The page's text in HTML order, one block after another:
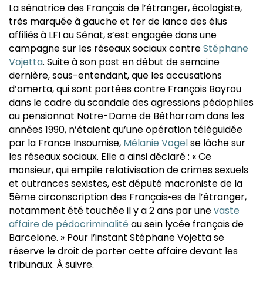
La sénatrice des Français de l’étranger, écologiste,
très marquée à gauche et fer de lance des élus
affiliés à LFI au Sénat, s’est engagée dans une
campagne sur les réseaux sociaux contreStéphane
Vojetta. Suite à son post en début de semaine
dernière, sous-entendant, que les accusations
d’omerta, qui sont portées contre François Bayrou
dans le cadre du scandale des agressions pédophiles
au pensionnat Notre-Dame de Bétharram dans les
années 1990, n’étaient qu’une opération téléguidée
par la France Insoumise, Mélanie Vogelse lâche sur
les réseaux sociaux. Elle a ainsi déclaré : « Ce
monsieur, qui empile relativisation de crimes sexuels
et outrances sexistes, est député macroniste de la
5ème circonscription des Français•es de l’étranger,
notamment été touchée il y a 2 ans par unevaste
affaire de pédocriminalité au sein lycée français de
Barcelone. » Pour l’instant Stéphane Vojetta se
réserve le droit de porter cette affaire devant les
tribunaux. À suivre.